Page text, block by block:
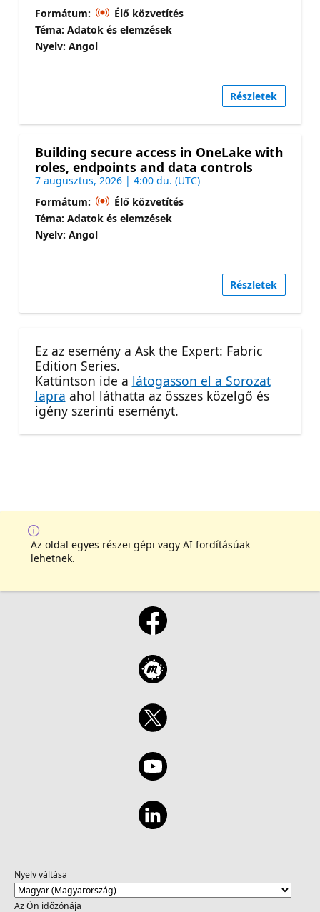
Formátum:
Élő közvetítés
Téma: Adatok és elemzések
Nyelv: Angol
Részletek
Building secure access in OneLake with
roles, endpoints and data controls
7 augusztus, 2026 | 4:00 du. (UTC)
Formátum:
Élő közvetítés
Téma: Adatok és elemzések
Nyelv: Angol
Részletek
Ez az esemény a Ask the Expert: Fabric
Edition Series.
Kattintson ide a látogasson el a Sorozat
lapra ahol láthatta az összes közelgő és
igény szerinti eseményt.
Az oldal egyes részei gépi vagy AI fordításúak
lehetnek.
Nyelv váltása
Az Ön időzónája